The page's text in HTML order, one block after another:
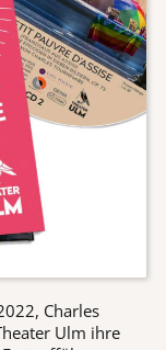
Charles
Ulm ihre